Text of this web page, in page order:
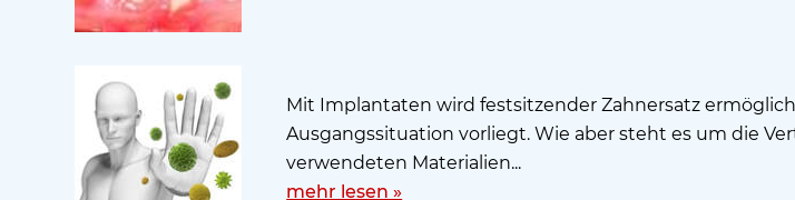
Mit Implantaten wird festsitzender Zahnersatz
Ausgangssituation vorliegt. Wie aber steht es um die
verwendeten Materialien...
mehr lesen »